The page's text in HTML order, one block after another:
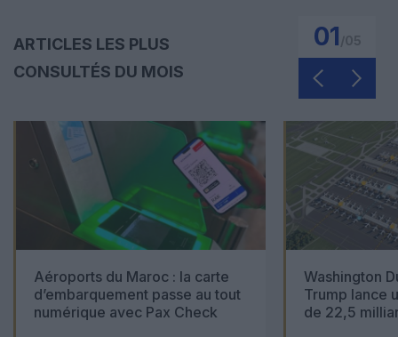
ARTICLES LES PLUS
CONSULTÉS DU MOIS
01
Aéroports du Maroc : la carte
d’embarquement passe au tout
numérique avec Pax Check
Washington
Trump lance
de 22,5